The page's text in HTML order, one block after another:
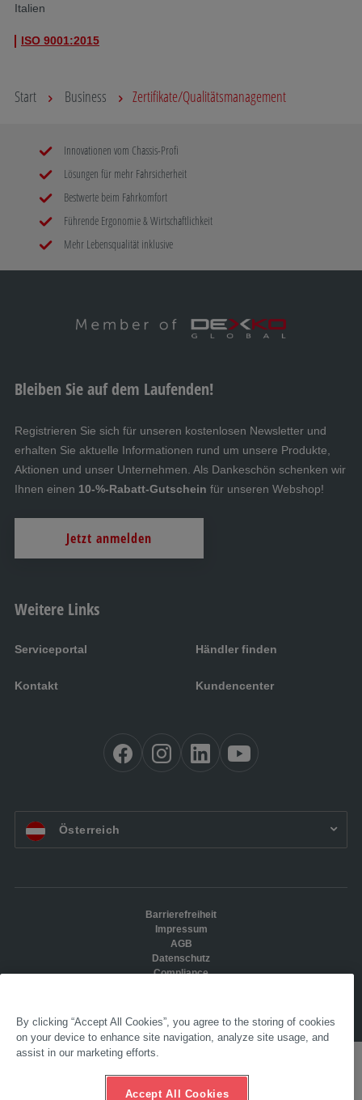
Italien
ISO 9001:2015
Start Business Zertifikate/Qualitätsmanagement
Innovationen vom Chassis-Profi
Lösungen für mehr Fahrsicherheit
Bestwerte beim Fahrkomfort
Führende Ergonomie & Wirtschaftlichkeit
Mehr Lebensqualität inklusive
Weitere Links
Serviceportal Händler finden
Kontakt Kundencenter
AT: Österreich
Bleiben Sie auf dem Laufenden!
Registrieren Sie sich für unseren kostenlosen Newsletter und
erhalten Sie aktuelle Informationen rund um unsere Produkte,
Aktionen und unser Unternehmen. Als Dankeschön schenken wir
Ihnen einen 10-%-Rabatt-Gutschein für unseren Webshop!
Jetzt anmelden
© 2024 AL-KO. Alle Rechte vorbehalten. – AL-KO Technology Austria GmbH
Barrierefreiheit
Impressum
AGB
Datenschutz
Compliance
By clicking “Accept All Cookies”, you agree to the storing of cookies
on your device to enhance site navigation, analyze site usage, and
assist in our marketing efforts.
Accept All Cookies